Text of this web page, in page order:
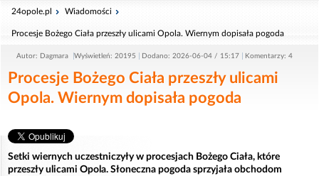
24opole.pl Wiadomości
Procesje Bożego Ciała przeszły ulicami Opola. Wiernym dopisała pogoda
Autor: Dagmara Wyświetleń: 20195 Dodano: 2026-06-04 / 15:17 Komentarzy: 4
Procesje Bożego Ciała przeszły ulicami
Opola. Wiernym dopisała pogoda
Setki wiernych uczestniczyły w procesjach Bożego Ciała, które
przeszły ulicami Opola. Słoneczna pogoda sprzyjała obchodom